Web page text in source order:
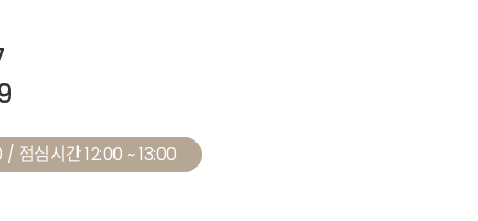
점심시간 12:00 ~ 13:00